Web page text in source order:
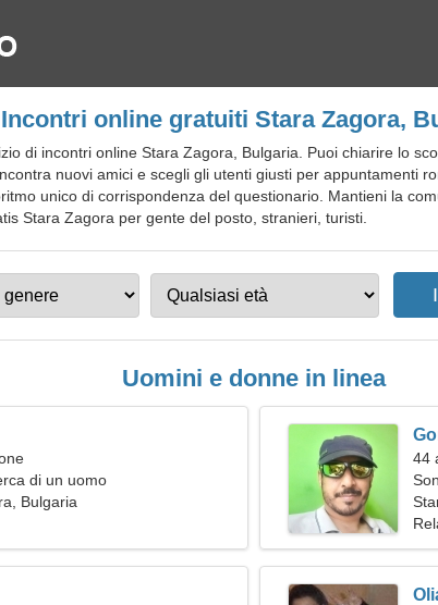
Incontri online gratuiti Stara Zagora,
di incontri online Stara Zagora, Bulgaria. Puoi chiarire lo
nuovi amici e scegli gli utenti giusti per appuntamenti
unico di corrispondenza del questionario. Mantieni la
Stara Zagora per gente del posto, stranieri, turisti.
Uomini e donne in linea
di un uomo
Bulgaria
44